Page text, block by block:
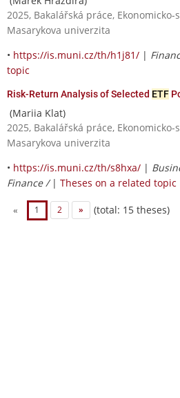
2025, Bakalářská práce,
Masarykova univerzita
• https://is.muni.cz/th/h1j81/ |
topic
Risk-Return Analysis of Selected ETF
(Mariia Klat)
2025, Bakalářská práce,
Masarykova univerzita
• https://is.muni.cz/th/s8hxa/ |
Finance / | Theses on a related topic
« 1 2 » (total: 15 theses)